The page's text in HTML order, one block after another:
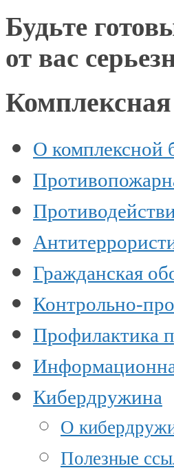
Будьте
от вас
Комплексная
О комплексной
Гражданская
Контрольно-
Профилактика
Кибердружина
О
Полезные